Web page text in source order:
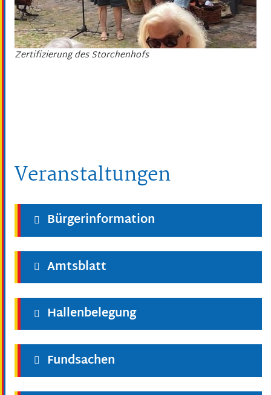
Zertifizierung des Storchenhofs
Veranstaltungen
Bürgerinformation
Amtsblatt
Hallenbelegung
Fundsachen